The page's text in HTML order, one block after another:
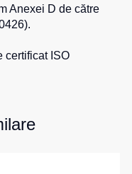
Anexei D de către
certificat ISO